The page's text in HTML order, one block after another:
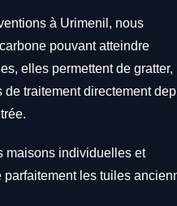
à Urimenil, nous
pouvant atteindre
elles permettent de gratter,
traitement directement
maisons individuelles et
les tuiles